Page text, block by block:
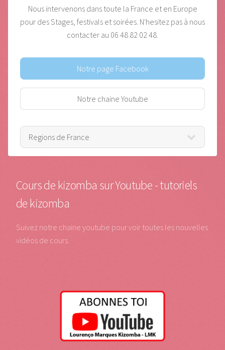
Nous intervenons dans toute la France et en Europe
pour des Stages, festivals et soirées. N'hesitez pas à nous
contacter au 06 48 82 02 48.
Notre page Facebook
Notre chaine Youtube
Cours de kizomba sur Youtube - tutoriels
de kizomba
Suivez notre chaine youtube pour voir toutes les nouvelles
vidéos de cours.